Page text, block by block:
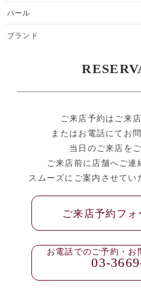
パール
ブランド
ご来店予約はご来
またはお電話にてお
当日のご来店を
ご来店前に店舗へご連
スムーズにご案内させてい
ご来店予約フォ
お電話でのご予約・お
03-